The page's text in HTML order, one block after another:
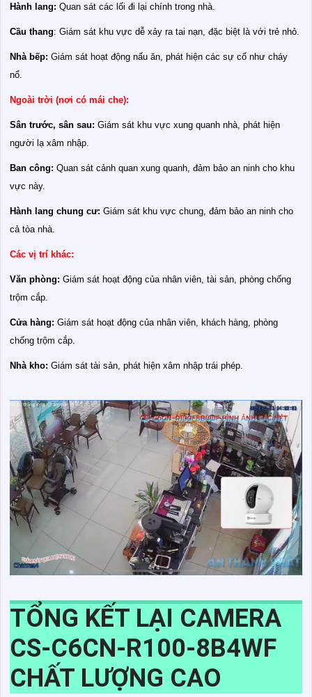
Hành lang: Quan sát các lối đi lại chính trong nhà.
Cầu thang: Giám sát khu vực dễ xảy ra tai nạn, đặc biệt là với trẻ nhỏ.
Nhà bếp: Giám sát hoạt động nấu ăn, phát hiện các sự cố như cháy
nổ.
Ngoài trời (nơi có mái che):
Sân trước, sân sau: Giám sát khu vực xung quanh nhà, phát hiện
người lạ xâm nhập.
Ban công: Quan sát cảnh quan xung quanh, đảm bảo an ninh cho khu
vực này.
Hành lang chung cư: Giám sát khu vực chung, đảm bảo an ninh cho
cả tòa nhà.
Các vị trí khác:
Văn phòng: Giám sát hoạt động của nhân viên, tài sản, phòng chống
trộm cắp.
Cửa hàng: Giám sát hoạt động của nhân viên, khách hàng, phòng
chống trộm cắp.
Nhà kho: Giám sát tài sản, phát hiện xâm nhập trái phép.
TỔNG KẾT LẠI CAMERA
CS-C6CN-R100-8B4WF
CHẤT LƯỢNG CAO